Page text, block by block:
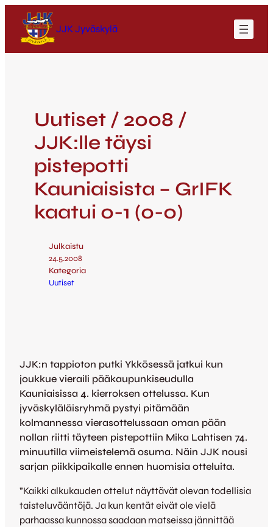
JJK Jyväskylä
Uutiset / 2008 /
JJK:lle täysi
pistepotti
Kauniaisista – GrIFK
kaatui 0-1 (0-0)
Julkaistu
24.5.2008
Kategoria
Uutiset
JJK:n tappioton putki Ykkösessä jatkui kun
joukkue vieraili pääkaupunkiseudulla
Kauniaisissa 4. kierroksen ottelussa. Kun
jyväskyläläisryhmä pystyi pitämään
kolmannessa vierasottelussaan oman pään
nollan riitti täyteen pistepottiin Mika Lahtisen 74.
minuutilla viimeistelemä osuma. Näin JJK nousi
sarjan piikkipaikalle ennen huomisia otteluita.
”Kaikki alkukauden ottelut näyttävät olevan todellisia
taisteluvääntöjä. Ja kun kentät eivät ole vielä
parhaassa kunnossa saadaan matseissa jännittää